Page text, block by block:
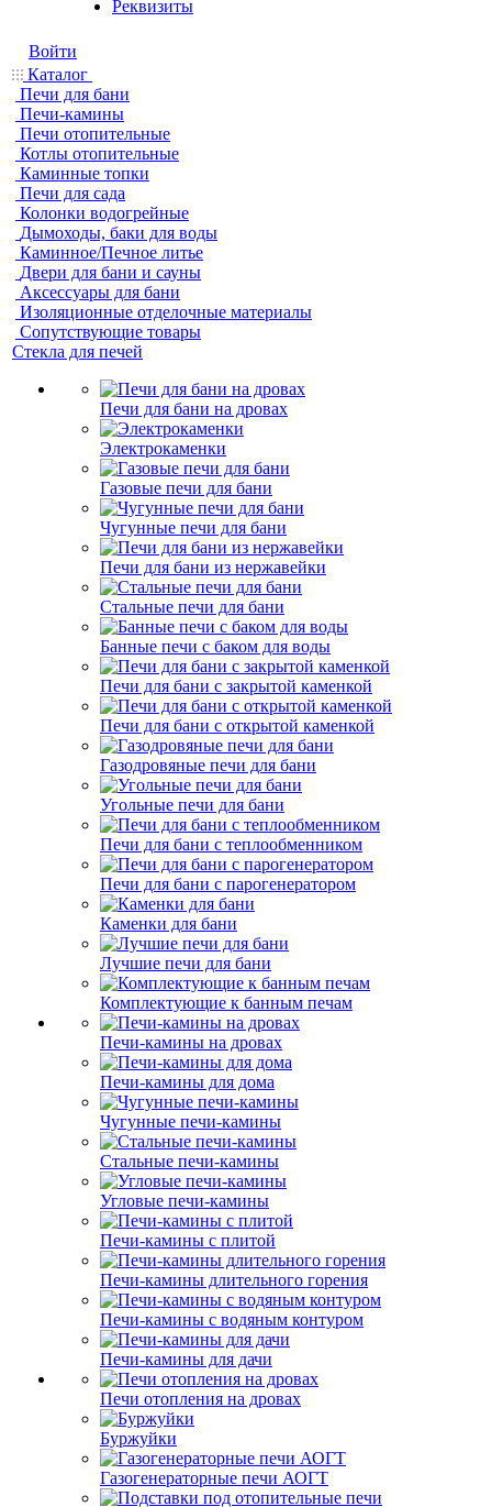
Реквизиты
Войти
Каталог
Печи для бани
Печи-камины
Печи отопительные
Котлы отопительные
Каминные топки
Печи для сада
Колонки водогрейные
Дымоходы, баки для воды
Каминное/Печное литье
Двери для бани и сауны
Аксессуары для бани
Изоляционные отделочные материалы
Сопутствующие товары
Стекла для печей
Печи для бани на дровах
Электрокаменки
Газовые печи для бани
Чугунные печи для бани
Печи для бани из нержавейки
Стальные печи для бани
Банные печи с баком для воды
Печи для бани с закрытой каменкой
Печи для бани с открытой каменкой
Газодровяные печи для бани
Угольные печи для бани
Печи для бани с теплообменником
Печи для бани с парогенератором
Каменки для бани
Лучшие печи для бани
Комплектующие к банным печам
Печи-камины на дровах
Печи-камины для дома
Чугунные печи-камины
Стальные печи-камины
Угловые печи-камины
Печи-камины с плитой
Печи-камины длительного горения
Печи-камины с водяным контуром
Печи-камины для дачи
Печи отопления на дровах
Буржуйки
Газогенераторные печи АОГТ